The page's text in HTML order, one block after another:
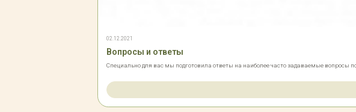
02.12.2021
Вопросы и ответы
Специально для вас мы подготовила ответы на наиболее часто задаваемые вопросы